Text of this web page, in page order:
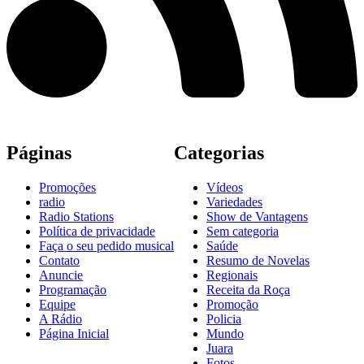
Páginas
Promoções
radio
Radio Stations
Política de privacidade
Faça o seu pedido musical
Contato
Anuncie
Programação
Equipe
A Rádio
Página Inicial
Categorias
Vídeos
Variedades
Show de Vantagens
Sem categoria
Saúde
Resumo de Novelas
Regionais
Receita da Roça
Promoção
Policia
Mundo
Juara